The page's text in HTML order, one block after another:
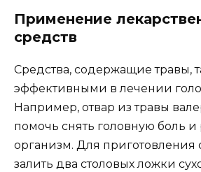
Применение
средств
Средства, содержащие травы,
эффективными в лечении
Например, отвар из травы
помочь снять головную боль и
организм. Для приготовления
залить два столовых ложки